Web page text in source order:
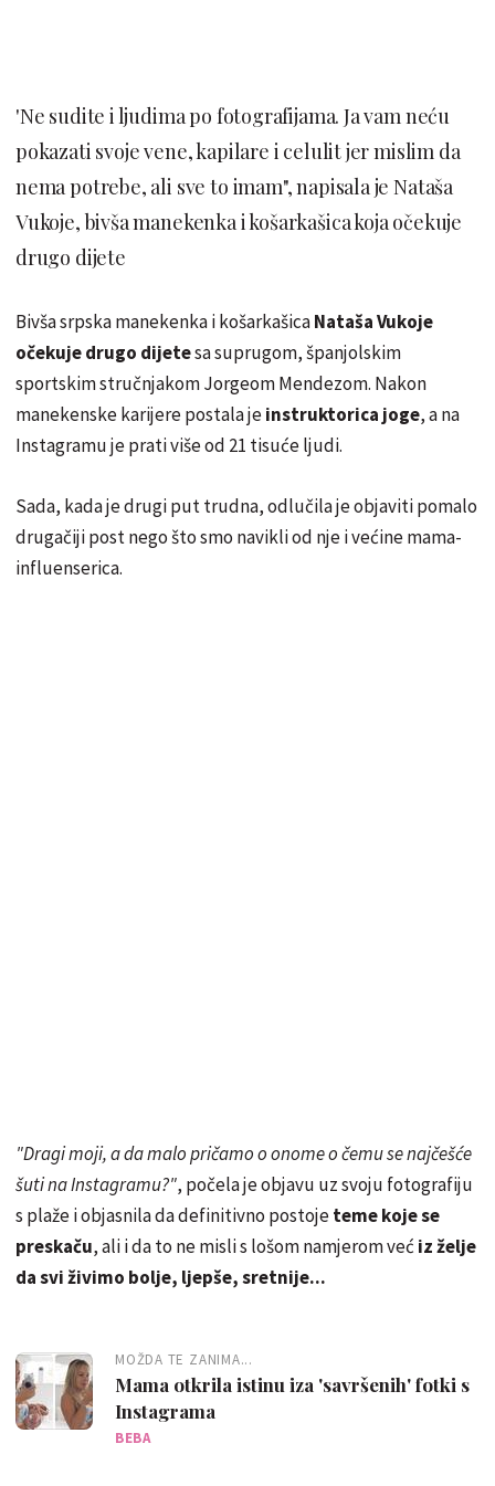
'Ne sudite i ljudima po fotografijama. Ja vam neću
pokazati svoje vene, kapilare i celulit jer mislim da
nema potrebe, ali sve to imam", napisala je Nataša
Vukoje, bivša manekenka i košarkašica koja očekuje
drugo dijete
Bivša srpska manekenka i košarkašicaNataša Vukoje
očekuje drugo dijetesa suprugom, španjolskim
sportskim stručnjakom Jorgeom Mendezom. Nakon
manekenske karijere postala jeinstruktorica joge, a na
Instagramu je prati više od 21 tisuće ljudi.
Sada, kada je drugi put trudna, odlučila je objaviti pomalo
drugačiji post nego što smo navikli od nje i većine mama-
influenserica.
"Dragi moji, a da malo pričamo o onome o čemu se najčešće
šuti na Instagramu?", počela je objavu uz svoju fotografiju
s plaže i objasnila da definitivno postojeteme koje se
preskaču, ali i da to ne misli s lošom namjerom već iz želje
da svi živimo bolje, ljepše, sretnije...
MOŽDA TE ZANIMA...
Mama otkrila istinu iza 'savršenih' fotki s
Instagrama
BEBA